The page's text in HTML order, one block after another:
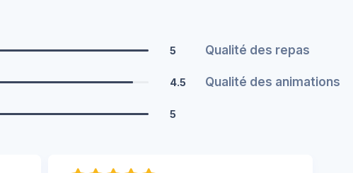
5 Qualité des repas
4.5 Qualité des animations
5